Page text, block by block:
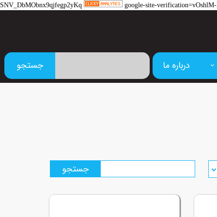
SNV_DbMObnx9qjfegp2yKq google-site-
درباره ما جستجو
جستجو